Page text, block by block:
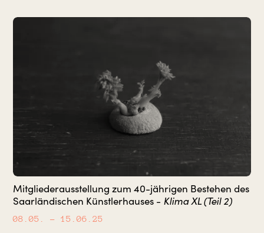
Mitgliederausstellung zum 40-jährigen Bestehen des
Saarländischen Künstlerhauses - Klima XL (Teil 2)
08.05. – 15.06.25